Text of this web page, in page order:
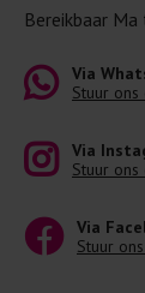
Bereikbaar
Via
Stuur
Via
Stuur ons
Via
Stuur